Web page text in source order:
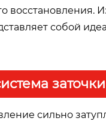
собой
заточки
сильно